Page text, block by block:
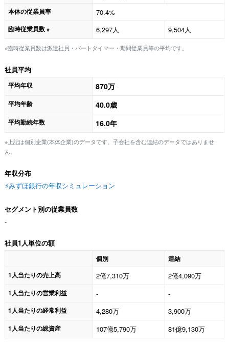
本体の従業員率 70.4%
臨時従業員数 ※ 6,297人 9,504人
※臨時従業員数は派遣社員・パートタイマー・期間従業員等の平均です。
社員平均
平均年収 870万
平均年齢 40.0歳
平均勤続年数 16.0年
※上記は個別企業(本体企業)のデータです。子会社を含む連結のデータではありませ
ん。
年収分布
⚡️みずほ銀行の年収シミュレーション
セグメント別の従業員数
-
社員1人単位の額
個別
連結
1人当たりの売上高
2億7,310万 2億4,090万
1人当たりの営業利益 - -
1人当たりの経常利益 4,280万 3,900万
1人当たりの総資産 107億5,790万 81億9,130万